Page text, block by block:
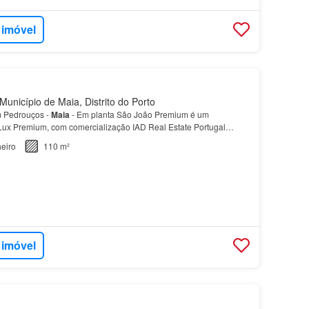
de Maia, Distrito do Porto
Pedrouços -Maia- Em planta São João Premium é um
Premium, com comercialização IAD Real Estate Portugal…
110 m²